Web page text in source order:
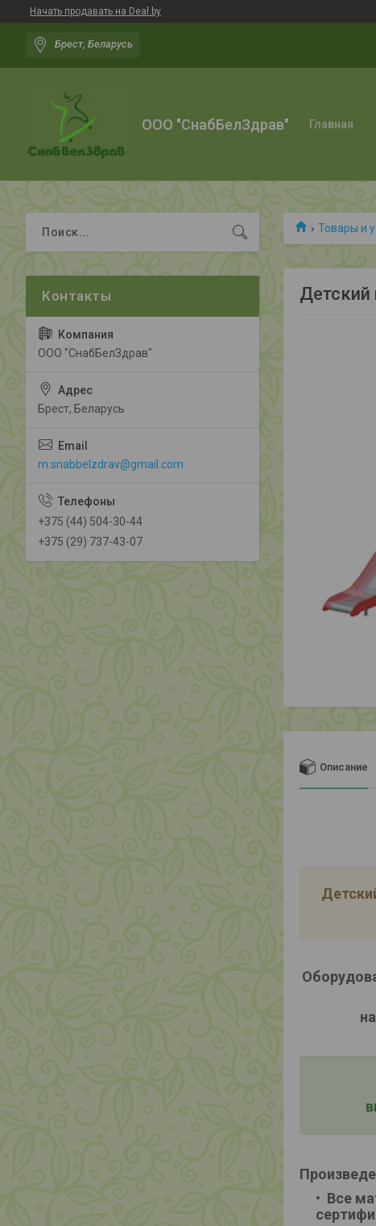
Начать продавать на Deal.by
Брест, Беларусь
ООО "СнабБелЗдрав" Главная
Товары и
Детский
Описание
Все
ООО "СнабБелЗдрав"
Брест, Беларусь
m.snabbelzdrav@gmail.com
+375 (44) 504-30-44
+375 (29) 737-43-07